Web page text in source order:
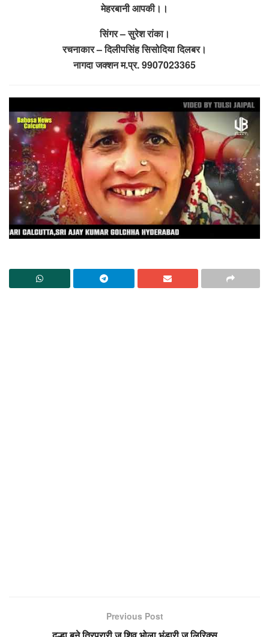
मेहरबानी आपकी।।
सिंगर – सुरेश रांका।
रचनाकार – दिलीपसिंह सिसोदिया दिलबर।
नागदा जक्शन म.प्र. 9907023365
Previous Post